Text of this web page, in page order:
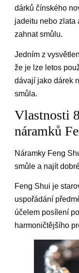
dárků čínského
jadeitu nebo zlata
zahnat smůlu.
Jedním z
že je lze letos
dávají jako dárek
smůla.
Vlastnosti
náramků
Náramky Feng
smůle a najít
Feng Shui je
uspořádání
účelem posílení
harmoničtějšího